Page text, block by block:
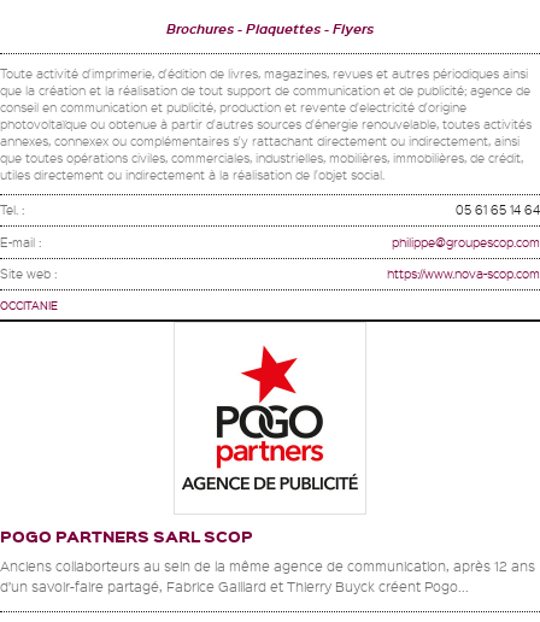
Brochures Plaquettes Flyers
Toute activité d'imprimerie, d'édition de livres, magazines, revues et autres périodiques ainsi
que la création et la réalisation de tout support de communication et de publicité; agence de
conseil en communication et publicité, production et revente d'electricité d'origine
photovoltaïque ou obtenue à partir d'autres sources d'énergie renouvelable, toutes activités
annexes, connexex ou complémentaires s'y rattachant directement ou indirectement, ainsi
que toutes opérations civiles, commerciales, industrielles, mobilières, immobilières, de crédit,
utiles directement ou indirectement à la réalisation de l'objet social.
Tel. : 05 61 65 14 64
E-mail : philippe@groupescop.com
Site web : https://www.nova-scop.com
OCCITANIE
POGO PARTNERS SARL SCOP
Anciens collaborteurs au sein de la même agence de communication, après 12 ans
d’un savoir-faire partagé, Fabrice Gaillard et Thierry Buyck créent Pogo...